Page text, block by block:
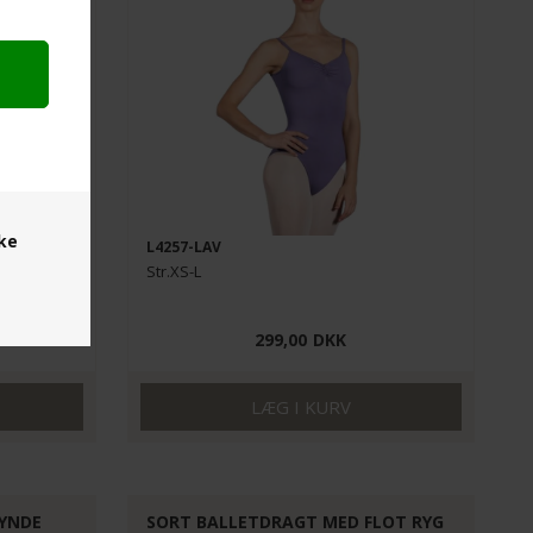
L4257-LAV
Str.XS-L
299,00 DKK
SORT BALLETDRAGT MED FLOT RYG